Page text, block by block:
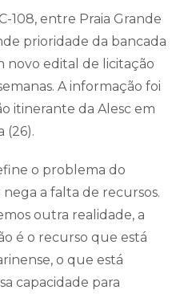
108, entre Praia Grande
prioridade da bancada
novo edital de licitação
A informação foi
itinerante da Alesc em
(26).
o problema do
a falta de recursos.
outra realidade, a
é o recurso que está
o que está
capacidade para